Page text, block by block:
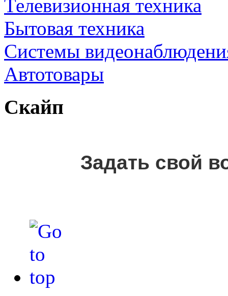
Телевизионная техника
Бытовая техника
Cистемы
Автотовары
Скайп
Задать свой